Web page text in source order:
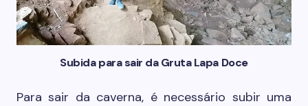
Subida para sair da Gruta Lapa Doce
Para sair da caverna, é necessário subir uma